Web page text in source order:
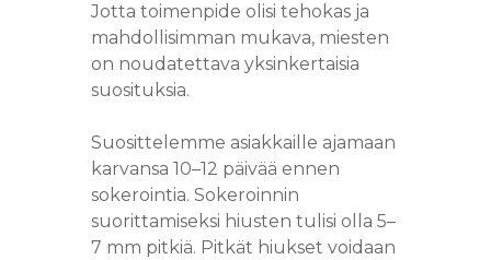
Jotta toimenpide olisi tehokas ja
mahdollisimman mukava, miesten
on noudatettava yksinkertaisia
suosituksia.
Suosittelemme asiakkaille ajamaan
karvansa 10–12 päivää ennen
sokerointia. Sokeroinnin
suorittamiseksi hiusten tulisi olla 5–
7 mm pitkiä. Pitkät hiukset voidaan
BRASILIALAINEN
KERATIINIHOITO
PERFECT REPAIR
BOUFFANT &
MICRO-RING
HUOLTO
AFROLETIT
GLOSSING
BALAYAGE
HG HAIRCUT /
HIONTA
BEAUTY BAR
GEELILAKKAUS
RIPSIEN
KASVOHOITO
HUULTEN
VERKKOKOULUTUS
INLEI KOULUTUS
REKRY
HINNASTO
LAHJAKORTTI
BLOGI